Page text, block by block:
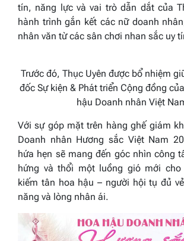
tín, năng lực và vai trò dẫn dắt của
hành trình gắn kết các nữ doanh
nhân văn từ các sân chơi nhan sắc uy
Trước đó, Thục Uyên được bổ nhiệm
đốc Sự kiện & Phát triển Cộng đồng
hậu Doanh nhân Việt
Với sự góp mặt trên hàng ghế giám
Doanh nhân Hương sắc Việt Nam
hứa hẹn sẽ mang đến góc nhìn công
hứng và thổi một luồng gió mới
kiếm tân hoa hậu – người hội tụ đủ
năng và lòng nhân ái.